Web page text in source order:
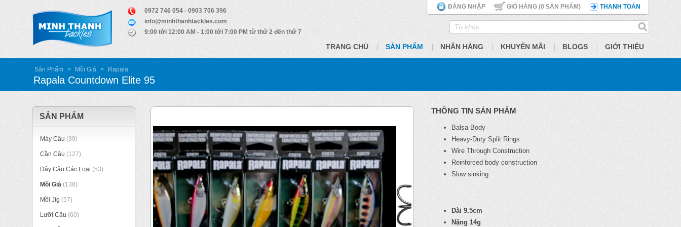
ĐĂNG NHẬP GIỎ HÀNG (0 SẢN PHẨM) THANH TOÁN
0972 746 054 - 0903 706 396
info@minhthanhtackles.com
9:00 tới 12:00 AM - 1:00 tới 7:00 PM từ thứ 2 đến thứ 7
TRANG CHỦ SẢN PHẨM NHÃN HÀNG KHUYẾN MÃI BLOGS GIỚI THIỆU
Sản Phẩm > Mồi Giả > Rapala
Rapala Countdown Elite 95
SẢN PHẨM
Máy Câu (39)
Cần Câu (127)
Dây Câu Các Loại (53)
Mồi Giả (138)
Mồi Jig (57)
Lưỡi Câu (60)
THÔNG TIN SẢN PHẨM
Balsa Body
Heavy-Duty Split Rings
Wire Through Construction
Reinforced body construction
Slow sinking
Dài 9.5cm
Nặng 14g